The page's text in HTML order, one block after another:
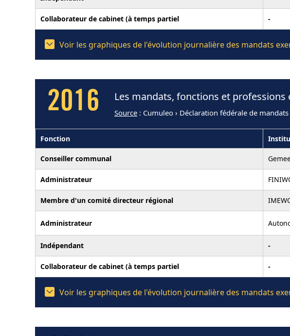
Collaborateur de cabinet (à temps partiel -
Voir les graphiques de l'évolution journalière des mandats
2016 Les mandats, fonctions et professions
Source : Cumuleo › Déclaration fédérale de
Fonction
Conseiller communal
Administrateur
Membre d'un comité directeur régional
Administrateur
Indépendant -
Collaborateur de cabinet (à temps partiel -
Voir les graphiques de l'évolution journalière des mandats